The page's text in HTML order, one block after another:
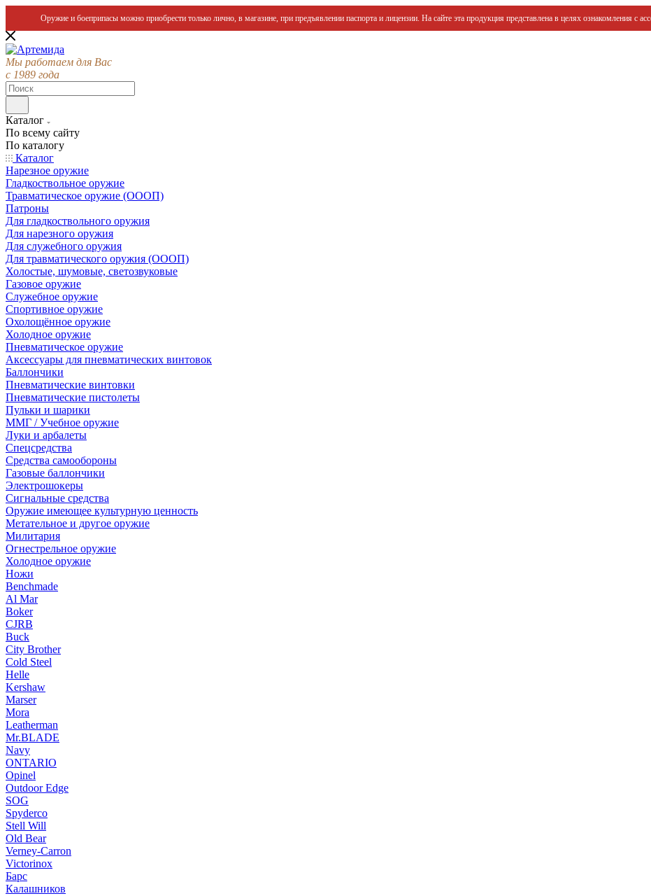
Оружие и боеприпасы можно приобрести только лично, в магазине, при предъявлении паспорта и лицензии. На сайте эта продукция представлена в целях ознакомления с
Мы работаем для Вас
с 1989 года
Каталог
По всему сайту
По каталогу
Каталог
Нарезное оружие
Гладкоствольное оружие
Травматическое оружие (ОООП)
Патроны
Для гладкоствольного оружия
Для нарезного оружия
Для служебного оружия
Для травматического оружия (ОООП)
Холостые, шумовые, светозвуковые
Газовое оружие
Служебное оружие
Спортивное оружие
Охолощённое оружие
Холодное оружие
Пневматическое оружие
Аксессуары для пневматических винтовок
Баллончики
Пневматические винтовки
Пневматические пистолеты
Пульки и шарики
ММГ / Учебное оружие
Луки и арбалеты
Спецсредства
Средства самообороны
Газовые баллончики
Электрошокеры
Сигнальные средства
Оружие имеющее культурную ценность
Метательное и другое оружие
Милитария
Огнестрельное оружие
Холодное оружие
Ножи
Benchmade
Al Mar
Boker
CJRB
Buck
City Brother
Cold Steel
Helle
Kershaw
Marser
Mora
Leatherman
Mr.BLADE
Navy
ONTARIO
Opinel
Outdoor Edge
SOG
Spyderco
Stell Will
Old Bear
Verney-Carron
Victorinox
Барс
Калашников